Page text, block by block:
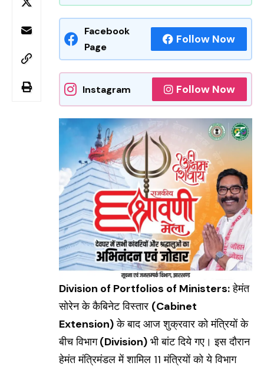
Facebook
Page
Follow Now
Instagram Follow Now
Division of Portfolios of Ministers:हेमंत
सोरेन के कैबिनेट विस्तार (Cabinet
Extension)के बाद आज शुक्रवार को मंत्रियों के
बीच विभाग(Division) भी बांट दिये गए। इस दौरान
हेमंत मंत्रिमंडल में शामिल 11 मंत्रियों को ये विभाग